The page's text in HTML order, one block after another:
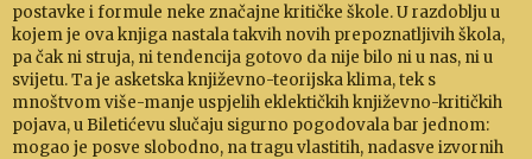
postavke i formule neke značajne kritičke škole. U razdoblju u
kojem je ova knjiga nastala takvih novih prepoznatljivih škola,
pa čak ni struja, ni ten­den­cija gotovo da nije bilo ni u nas, ni u
svijetu. Ta je as­ket­ska književno-teorijska klima, tek s
mnoštvom više-ma­nje uspjelih eklektičkih književno-kritičkih
pojava, u Biletićevu slučaju sigurno pogodovala bar jednom:
mo­gao je posve slo­bodno, na tragu vlastitih, nadasve iz­vor­nih